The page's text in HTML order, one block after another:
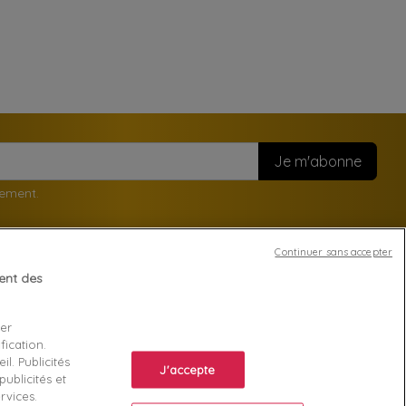
Connexion
Créez votre compte
des
Publicités
et
J'accepte
Continuer sans accepter